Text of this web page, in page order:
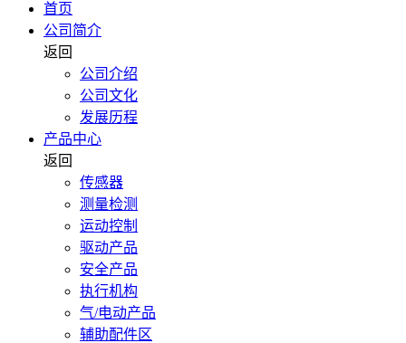
首页
公司简介
返回
公司介绍
公司文化
发展历程
产品中心
返回
传感器
测量检测
运动控制
驱动产品
安全产品
执行机构
气/电动产品
辅助配件区